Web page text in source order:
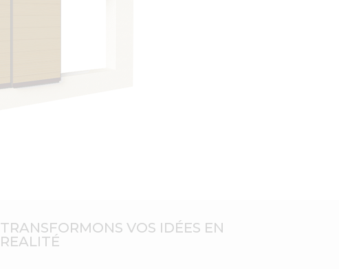
TRANSFORMONS VOS IDÉES EN
REALITÉ